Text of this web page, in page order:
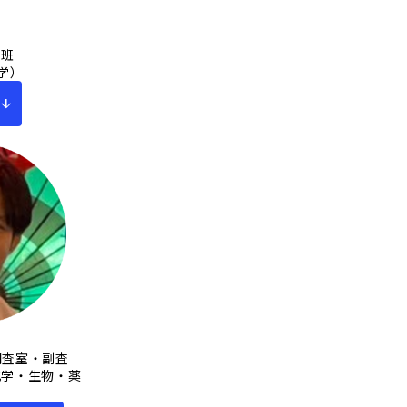
室・副査
・生物・薬